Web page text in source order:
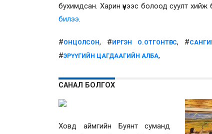
бухимдсан. Харин үүнээс болоод суулт хийж
билээ.
#ОНЦОЛСОН, # ИРГЭН О.ОТГОНТӨГС, #
#ЭРҮҮГИЙН ЦАГДААГИЙН АЛБА,
САНАЛ БОЛГОХ
Ховд аймгийн Буянт суманд